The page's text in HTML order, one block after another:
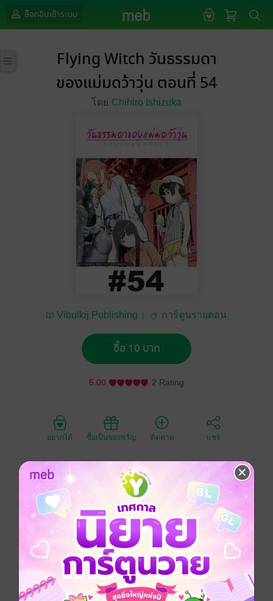
ล็อกอินเข้าระบบ
Flying Witch วันธรรมดา
ของแม่มดว้าวุ่น ตอนที่ 54
โดย Chihiro Ishizuka
Vibulkij Publishing การ์ตูนรายตอน
ซื้อ 10 บาท
5.00 2 Rating
อยากได้ ซื้อเป็นของขวัญ ติดตาม แชร์
ครอบครัวของเคคุงกับจินัตสึเพิ่งจะต้อนรับสมาชิกใหม่ เธอ
ชื่อ โควาตะ มาโกโตะ ญาติซึ่งเป็นลูกพี่ลูกน้องกัน เธอ
ไม่ใช่สาวน้อยหลงทิศธรรมดา แต่เธอคือ แม่มด ที่จะทําให้
ชีวิตประจําวันของครอบครัวเคคุงไม่ธรรมดาอีกต่อไป
การ์ตูนญี่ปุ่น แฟนตาซี สไลซ์ออฟไลฟ์
แม่มด / พ่อมด